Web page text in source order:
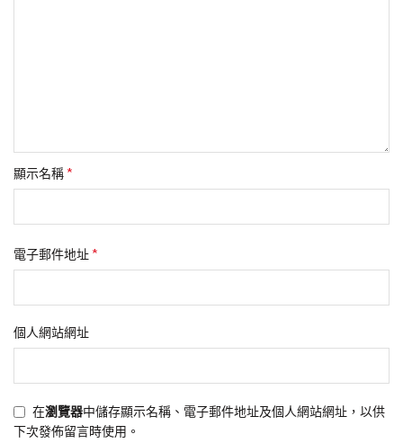
顯示名稱 *
電子郵件地址 *
個人網站網址
在瀏覽器中儲存顯示名稱、電子郵件地址及個人網站網址，以供
下次發佈留言時使用。